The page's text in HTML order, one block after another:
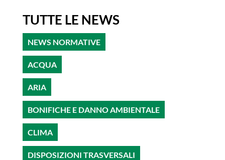
TUTTE LE NEWS
NEWS NORMATIVE
ACQUA
ARIA
BONIFICHE E DANNO AMBIENTALE
CLIMA
DISPOSIZIONI TRASVERSALI